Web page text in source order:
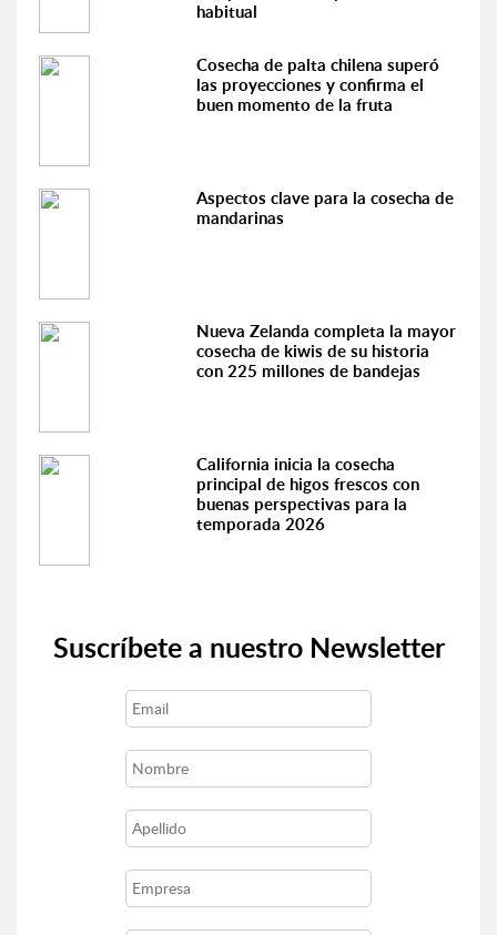
habitual
Cosecha de palta chilena superó
las proyecciones y confirma el
buen momento de la fruta
Aspectos clave para la cosecha de
mandarinas
Nueva Zelanda completa la mayor
cosecha de kiwis de su historia
con 225 millones de bandejas
California inicia la cosecha
principal de higos frescos con
buenas perspectivas para la
temporada 2026
Suscríbete a nuestro Newsletter